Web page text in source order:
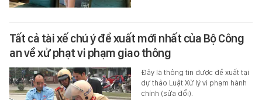
Tất cả tài xế chú ý đề xuất mới nhất của Bộ Công
an về xử phạt vi phạm giao thông
Đây là thông tin được đề xuất tại
dự thảo Luật Xử lý vi phạm hành
chính (sửa đổi).